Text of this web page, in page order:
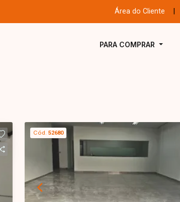
Área do Cliente
PARA COMPRAR
Cód. 52680